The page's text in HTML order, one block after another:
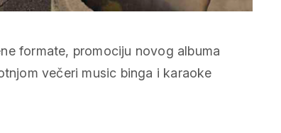
formate, promociju novog albuma
večeri music binga i karaoke